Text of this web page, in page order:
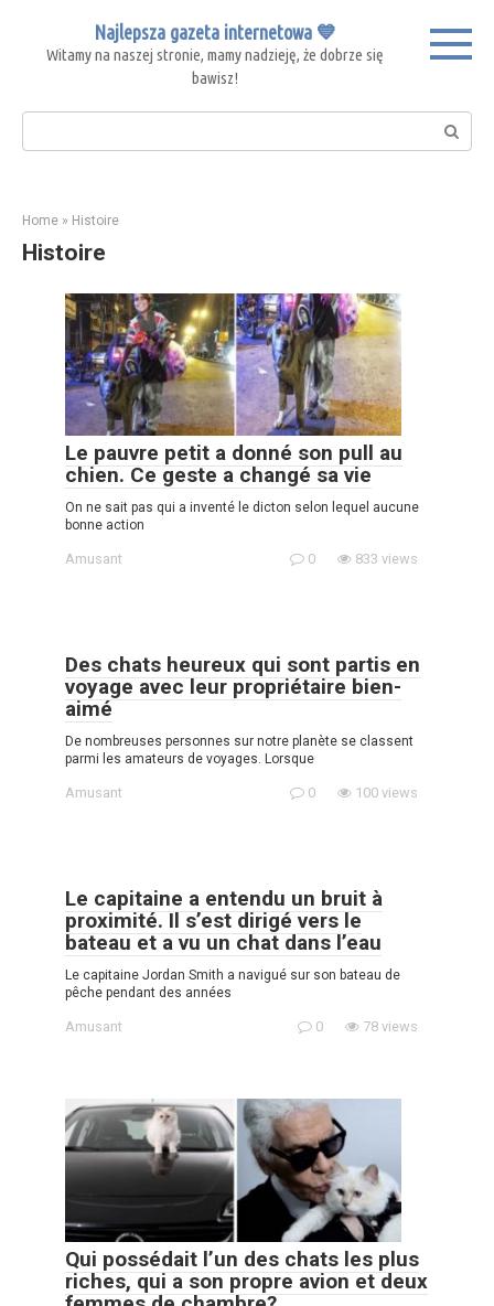
content
Najlepsza gazeta internetowa 💙
Witamy na naszej stronie, mamy nadzieję, że dobrze się
bawisz!
Search:
Home » Histoire
Histoire
Le pauvre petit a donné son pull au
chien. Ce geste a changé sa vie
On ne sait pas qui a inventé le dicton selon lequel aucune
bonne action
Amusant 0 833 views
Des chats heureux qui sont partis en
voyage avec leur propriétaire bien-
aimé
De nombreuses personnes sur notre planète se classent
parmi les amateurs de voyages. Lorsque
Amusant 0 100 views
Le capitaine a entendu un bruit à
proximité. Il s’est dirigé vers le
bateau et a vu un chat dans l’eau
Le capitaine Jordan Smith a navigué sur son bateau de
pêche pendant des années
Amusant 0 78 views
Qui possédait l’un des chats les plus
riches, qui a son propre avion et deux